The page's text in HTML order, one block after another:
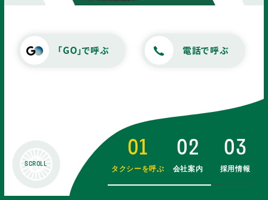
SCROLL
「GO」で呼ぶ 電話で呼ぶ
01
タクシーを呼ぶ
02
会社案内
03
採用情報
ご利用のお客様
電話でタクシーを